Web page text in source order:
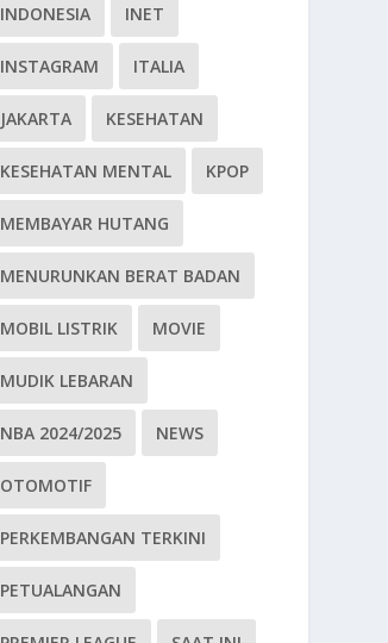
INDONESIA INET
INSTAGRAM ITALIA
JAKARTA KESEHATAN
KESEHATAN MENTAL KPOP
MEMBAYAR HUTANG
MENURUNKAN BERAT BADAN
MOBIL LISTRIK MOVIE
MUDIK LEBARAN
NBA 2024/2025 NEWS
OTOMOTIF
PERKEMBANGAN TERKINI
PETUALANGAN